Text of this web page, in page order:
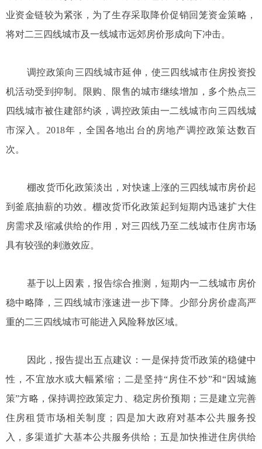
业资金链较为紧张，为了生存采取降价促销回笼资金策略，
将对二三四线城市及一线城市远郊房价形成向下冲击。
调控政策向三四线城市延伸，使三四线城市住房投资投
机活动受到抑制。限购、限售的城市继续增加，多个热点三
四线城市被住建部约谈，调控政策由一二线城市向三四线城
市深入。2018年，全国各地出台的房地产调控政策达数百
次。
棚改货币化政策淡出，对快速上涨的三四线城市房价起
到釜底抽薪的功效。棚改货币化政策起到短期内迅速扩大住
房需求及缩减供给的作用，对三四线乃至二线城市住房市场
具有较强的剌激效应。
基于以上因素，报告综合推测，短期内一二线城市房价
稳中略降，三四线城市涨速进一步下降。少部分房价虚高严
重的二三四线城市可能进入风险释放区域。
因此，报告提出五点建议：一是保持货币政策的稳健中
性，不宜放水或大幅紧缩；二是坚持“房住不炒”和“因城施
策”方略，保持调控政策定力、稳定房价预期；三是建立完善
住房租赁市场相关制度；四是加大政府对基本公共服务投
入，多渠道扩大基本公共服务供给；五是加快推进住房供给